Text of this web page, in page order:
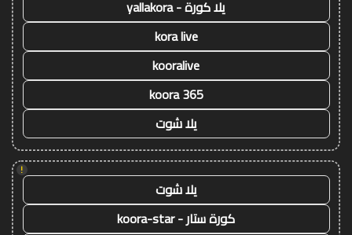
يلا كورة - yallakora
kora live
kooralive
koora 365
يلا شوت
!
يلا شوت
كورة ستار - koora-star